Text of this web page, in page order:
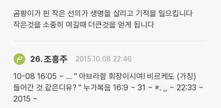
곰팡이가 핀 작은 선의가 생명을 살리고 기적을 일으킵니다
작은것을 소중히 여길때 더큰것을 얻게 됩니다
26.조흥주 2015.10.08 22:46
10-08 16:05 ~ … " 아브라함 회장이시여! 비르케도 (가칭)
들어간 것 같은디유? " 누가복음 16:9 ~ 31 ~ ※. ,, ~ 22:33 ~
2015 ~